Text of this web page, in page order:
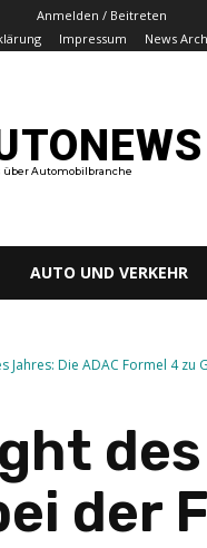
Anmelden / Beitreten
Impressum News
über Automobilbranche
AUTO UND VERKEHR
Jahres: Die ADAC Formel 4 zu
des
der